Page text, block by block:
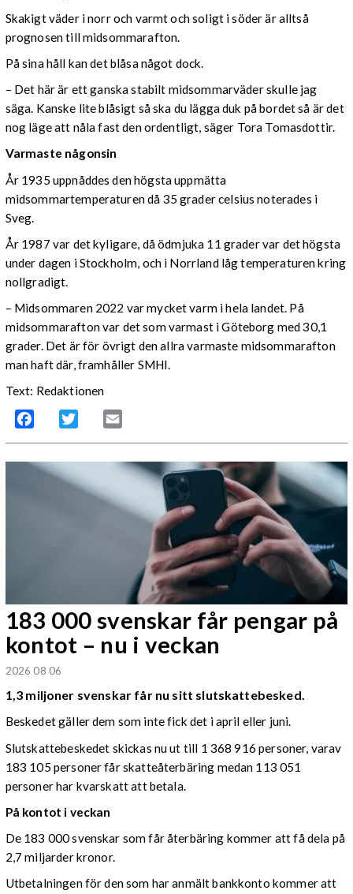
Skakigt väder i norr och varmt och soligt i söder är alltså
prognosen till midsommarafton.
På sina håll kan det blåsa något dock.
– Det här är ett ganska stabilt midsommarväder skulle jag
säga. Kanske lite blåsigt så ska du lägga duk på bordet så är det
nog läge att nåla fast den ordentligt, säger Tora Tomasdottir.
Varmaste någonsin
År 1935 uppnåddes den högsta uppmätta
midsommartemperaturen då 35 grader celsius noterades i
Sveg.
År 1987 var det kyligare, då ödmjuka 11 grader var det högsta
under dagen i Stockholm, och i Norrland låg temperaturen kring
nollgradigt.
– Midsommaren 2022 var mycket varm i hela landet. På
midsommarafton var det som varmast i Göteborg med 30,1
grader. Det är för övrigt den allra varmaste midsommarafton
man haft där, framhåller SMHI.
Text: Redaktionen
Facebook Twitter
183 000 svenskar får pengar på
kontot – nu i veckan
2026 08 06
1,3 miljoner svenskar får nu sitt slutskattebesked.
Beskedet gäller dem som inte fick det i april eller juni.
Slutskattebeskedet skickas nu ut till 1 368 916 personer, varav
183 105 personer får skatteåterbäring medan 113 051
personer har kvarskatt att betala.
På kontot i veckan
De 183 000 svenskar som får återbäring kommer att få dela på
2,7 miljarder kronor.
Utbetalningen för den som har anmält bankkonto kommer att